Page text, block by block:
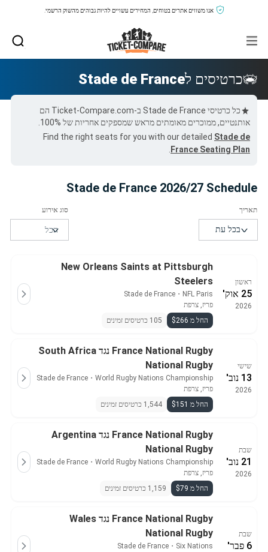
אנו משווים אתרים בטוחים, המחירים עשויים להיות גבוהים מהשוק הרשמי.
כרטיסים לStade de France
כל כרטיסי Stade de France ב-Ticket-Compare.com הם
אותנטיים, ממוכרים מאומתים מראש שמספקים אחריות של 100%.
Find the right seats for you with our detailed Stade de
France Seating Plan
Stade de France 2026/27 Schedule
ראשון
25 אוק'
2026
New Orleans Saints at Pittsburgh
Steelers
NFL Paris
・
Stade de France
פריז, צרפת
החל מ $266
105 כרטיסים זמינים
שישי
13 נוב'
2026
France National Rugby נגד South Africa
National Rugby
World Rugby Nations Championship
・
Stade de France
פריז, צרפת
החל מ $151
1,544 כרטיסים זמינים
שבת
21 נוב'
2026
France National Rugby נגד Argentina
National Rugby
World Rugby Nations Championship
・
Stade de France
פריז, צרפת
החל מ $79
1,159 כרטיסים זמינים
שבת
6 פבר'
France National Rugby נגד Wales
National Rugby
Six Nations
・
Stade de France